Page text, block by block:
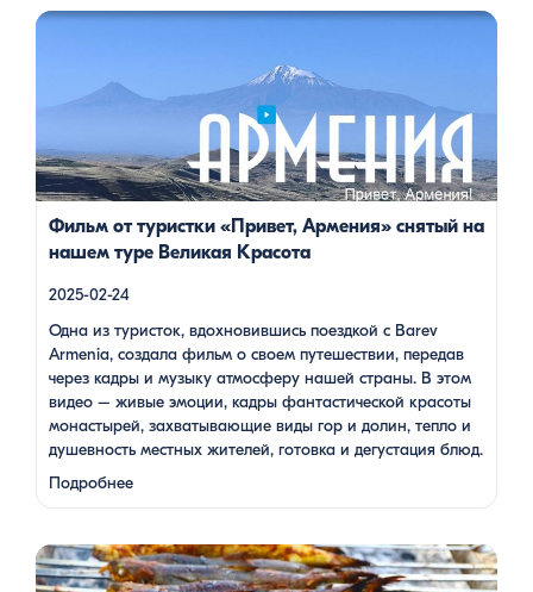
Одна из туристок, вдохновившись поездкой с Barev Armenia,
музыку атмосферу нашей страны. В этом видео – живые
эмоции, кадры фантастической красоты монастырей,
захватывающие виды гор и долин, тепло и душевность
местных жителей, готовка и дегустация блюд. Путешествие
под завораживающие мелодии дудука Дживана Гаспаряна
стало настоящим погружением […]
Фильм от туристки «Привет, Армения» снятый на
нашем туре Великая Красота
2025-02-24
Одна из туристок, вдохновившись поездкой с Barev
Armenia, создала фильм о своем путешествии, передав
через кадры и музыку атмосферу нашей страны. В этом
видео – живые эмоции, кадры фантастической красоты
монастырей, захватывающие виды гор и долин, тепло и
душевность местных жителей, готовка и дегустация блюд.
Путешествие под завораживающие мелодии дудука
Дживана Гаспаряна стало настоящим погружением …
Подробнее
Многие гости Армении, приезжая в страну, обязательно
включают в свою программу поездку на Севан. Этот